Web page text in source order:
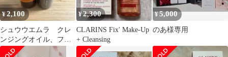
¥2,100
シュウウエムラ クレ
ンジングオイル、フィ
ックスミスト
¥2,300
CLARINS Fix' Make-Up
+ Cleansing
¥5,000
のあ様専用